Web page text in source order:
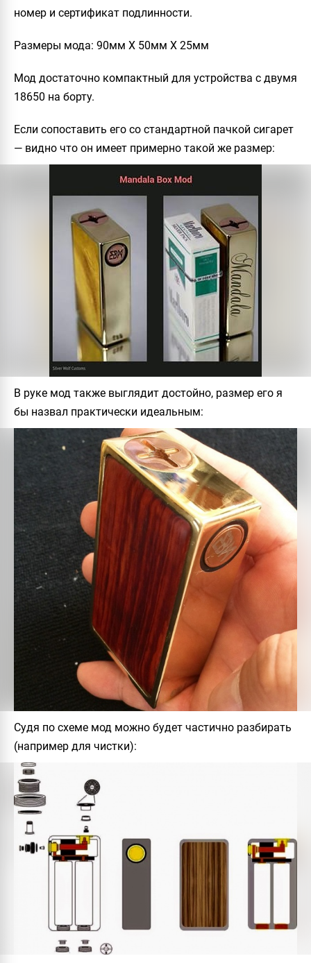
номер и сертификат подлинности.
Размеры мода: 90мм X 50мм X 25мм
Мод достаточно компактный для устройства с двумя
18650 на борту.
Если сопоставить его со стандартной пачкой сигарет
— видно что он имеет примерно такой же размер:
В руке мод также выглядит достойно, размер его я
бы назвал практически идеальным:
Судя по схеме мод можно будет частично разбирать
(например для чистки):